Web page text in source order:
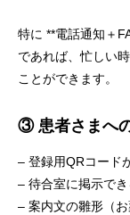
特に **電話通知＋
であれば、忙しい
ことができます。
③ 患者さまへ
– 登録用QRコード
– 待合室に掲示で
– 案内文の雛形（